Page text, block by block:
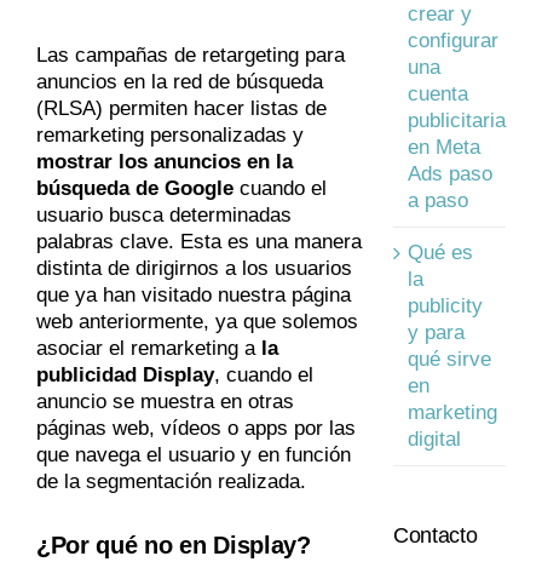
Las campañas de retargeting para
anuncios en la red de búsqueda
(RLSA) permiten hacer listas de
remarketing personalizadas y
mostrar los anuncios en la
búsqueda de Google cuando el
usuario busca determinadas
palabras clave. Esta es una manera
distinta de dirigirnos a los usuarios
que ya han visitado nuestra página
web anteriormente, ya que solemos
asociar el remarketing a la
publicidad Display, cuando el
anuncio se muestra en otras
páginas web, vídeos o apps por las
que navega el usuario y en función
de la segmentación realizada.
¿Por qué no en Display?
crear y
configurar
una
cuenta
publicitaria
en Meta
Ads paso
a paso
Qué es
la
publicity
y para
qué sirve
en
marketing
digital
Contacto